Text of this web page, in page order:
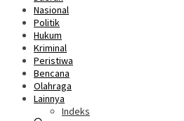
Nasional
Politik
Hukum
Kriminal
Peristiwa
Bencana
Olahraga
Lainnya
Indeks